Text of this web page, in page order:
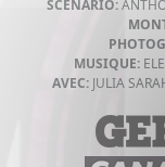
SCÉNARIO:
MUSIQUE:
AVEC:JULIA